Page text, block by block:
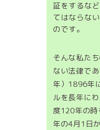
証をするな
てはならな
のです。
そんな私た
ない法律で
年）1896年
ルを長年に
度120年の
年の4月1日